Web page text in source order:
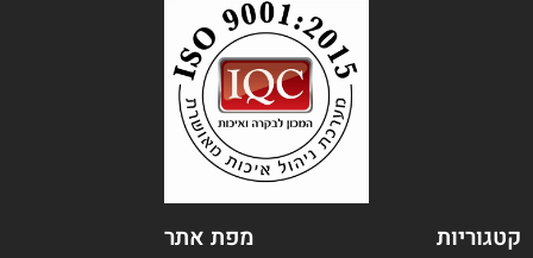
קטגוריות מפת אתר